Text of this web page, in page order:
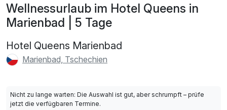
Wellnessurlaub im Hotel Queens in
Marienbad | 5 Tage
Hotel Queens Marienbad
Marienbad, Tschechien
Nicht zu lange warten: Die Auswahl ist gut, aber schrumpft – prüfe
jetzt die verfügbaren Termine.